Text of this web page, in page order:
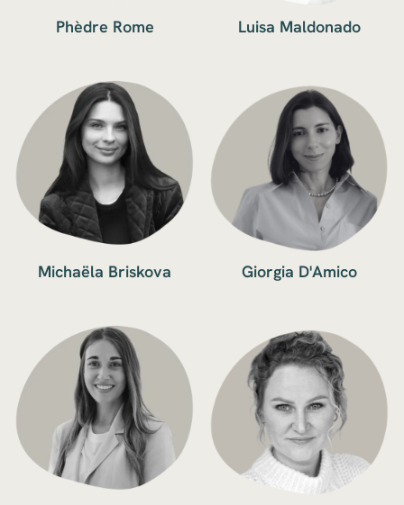
Phèdre Rome Luisa Maldonado
Michaëla Briskova Giorgia D'Amico